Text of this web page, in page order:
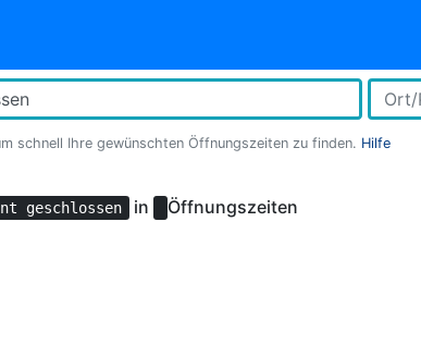
schnell Ihre gewünschten Öffnungszeiten zu finden. Hilfe
geschlossen in Öffnungszeiten